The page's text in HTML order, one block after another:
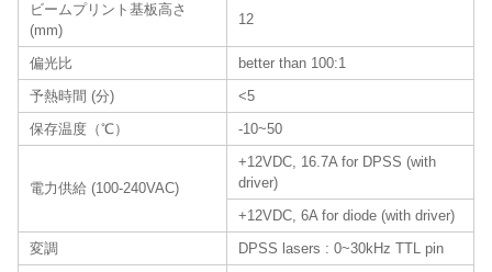
ビームプリント基板高さ
(mm)
12
偏光比
better than 100:1
予熱時間 (分)
<5
保存温度（℃）
-10~50
電力供給 (100-240VAC)
+12VDC, 16.7A for DPSS (with
driver)
+12VDC, 6A for diode (with driver)
変調
DPSS lasers : 0~30kHz TTL pin